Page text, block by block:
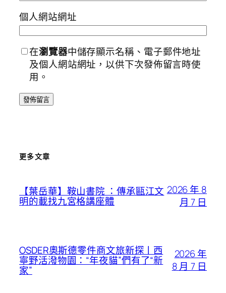
個人網站網址
在瀏覽器中儲存顯示名稱、電子郵件地址
及個人網站網址，以供下次發佈留言時使
用。
更多文章
【葉岳華】鞍山書院 ：傳承甌江文
明的載找九宮格講座體
2026 年 8
月 7 日
OSDER奧斯德零件商文旅新探丨西
寧野活潑物園：“年夜貓”們有了“新
家”
2026 年
8 月 7 日